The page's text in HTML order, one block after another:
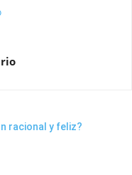
racional y feliz?